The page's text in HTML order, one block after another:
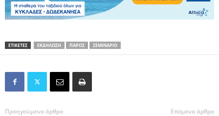
ΕΤΙΚΕΤΕΣ ΕΚΔΗΛΩΣΗ ΠΑΡΟΣ ΣΕΜΙΝΑΡΙΟ
Προηγούμενο άρθρο Επόμενο άρθρο